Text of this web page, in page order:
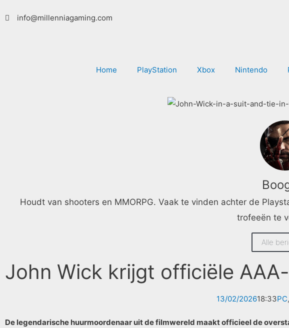
naar
info@millenniagaming.com
Home PlayStation Xbox Nintendo
Houdt van shooters en MMORPG. Vaak te vinden achter de
trofeeën te
Alle
John Wick krijgt officiële
13/02/202618:33PC,
De legendarische huurmoordenaar uit de filmwereld maakt officieel de